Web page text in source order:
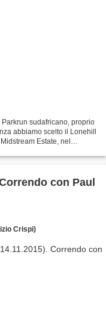
sudafricano, proprio
abbiamo scelto il Lonehill
Estate, nel
con Paul
Crispi)